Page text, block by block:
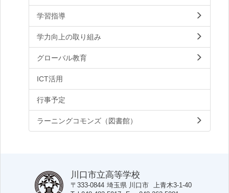
学習指導
学力向上の取り組み
グローバル教育
ICT活用
行事予定
ラーニングコモンズ（図書館）
川口市立高等学校
〒333-0844 埼玉県 川口市 上青木3-1-40